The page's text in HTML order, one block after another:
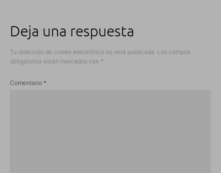
Deja una respuesta
Tu dirección de correo electrónico no será publicada. Los campos
obligatorios están marcados con *
Comentario *